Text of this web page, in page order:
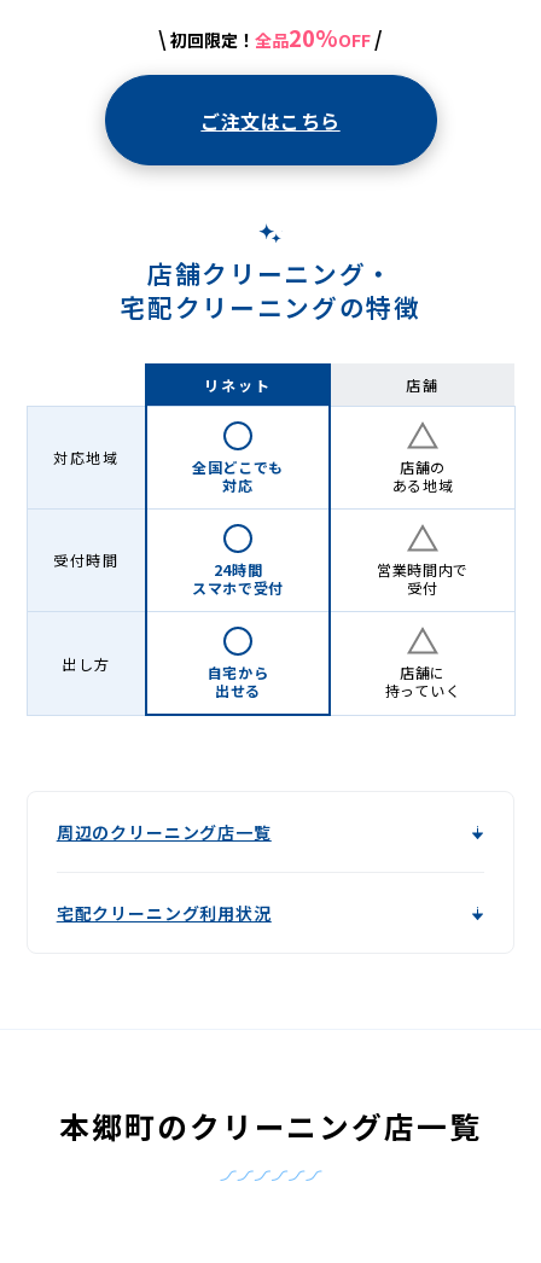
\ 初回限定！ 全品20%OFF /
ご注文はこちら
店舗クリーニング・
宅配クリーニングの特徴
リネット 店舗
対応地域
全国どこでも
対応
店舗の
ある地域
受付時間
24時間
スマホで受付
営業時間内で
受付
出し方
自宅から
出せる
店舗に
持っていく
周辺のクリーニング店一覧
宅配クリーニング利用状況
本郷町のクリーニング店一覧